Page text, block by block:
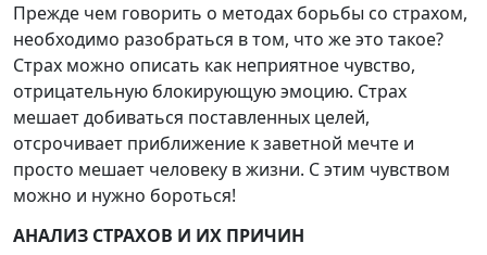
Прежде чем говорить о методах борьбы со страхом,
необходимо разобраться в том, что же это такое?
Страх можно описать как неприятное чувство,
отрицательную блокирующую эмоцию. Страх
мешает добиваться поставленных целей,
отсрочивает приближение к заветной мечте и
просто мешает человеку в жизни. С этим чувством
можно и нужно бороться!
АНАЛИЗ СТРАХОВ И ИХ ПРИЧИН